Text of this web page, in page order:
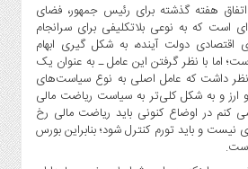
هفته گذشته برای رئیس جمهور، فضای
است که به نوعی بلاتکلیفی برای سرانجام
دولت آینده، به شکل گیری ابهام
اما با نظر گرفتن این عامل ـ به عنوان یک
داشت که عامل اصلی به نوع سیاست‌های
ارز و به شکل کلی‌تر به سیاست ریاضت مالی
کنم در اوضاع کنونی باید ریاضت مالی رخ
نیست و باید تورم کنترل شود؛ بنابراین بورس